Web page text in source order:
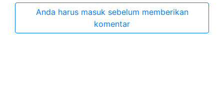
Anda harus masuk sebelum memberikan
komentar